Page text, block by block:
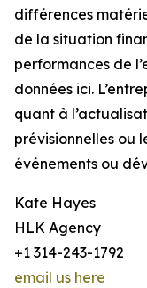
différences
de la situation
performances de
données ici.
quant à
prévisionnelles ou
événements ou
Kate Hayes
HLK Agency
+1 314-243-1792
email us here